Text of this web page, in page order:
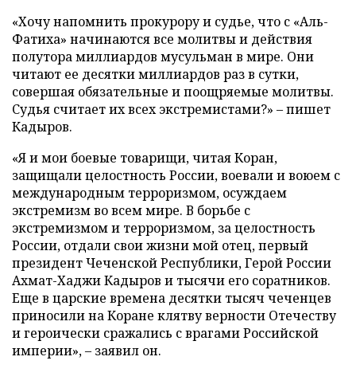
«Хочу напомнить прокурору и судье, что с «Аль-
Фатиха» начинаются все молитвы и действия
полутора миллиардов мусульман в мире. Они
читают ее десятки миллиардов раз в сутки,
совершая обязательные и поощряемые молитвы.
Судья считает их всех экстремистами?» – пишет
Кадыров.
«Я и мои боевые товарищи, читая Коран,
защищали целостность России, воевали и воюем с
международным терроризмом, осуждаем
экстремизм во всем мире. В борьбе с
экстремизмом и терроризмом, за целостность
России, отдали свои жизни мой отец, первый
президент Чеченской Республики, Герой России
Ахмат-Хаджи Кадыров и тысячи его соратников.
Еще в царские времена десятки тысяч чеченцев
приносили на Коране клятву верности Отечеству
и героически сражались с врагами Российской
империи», – заявил он.